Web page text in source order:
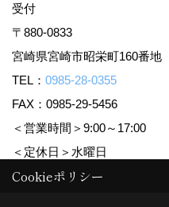
受付
〒880-0833
宮崎県宮崎市昭栄町160番地
TEL： 0985-28-0355
FAX：0985-29-5456
＜営業時間＞9:00～17:00
＜定休日＞水曜日
Cookieポリシー